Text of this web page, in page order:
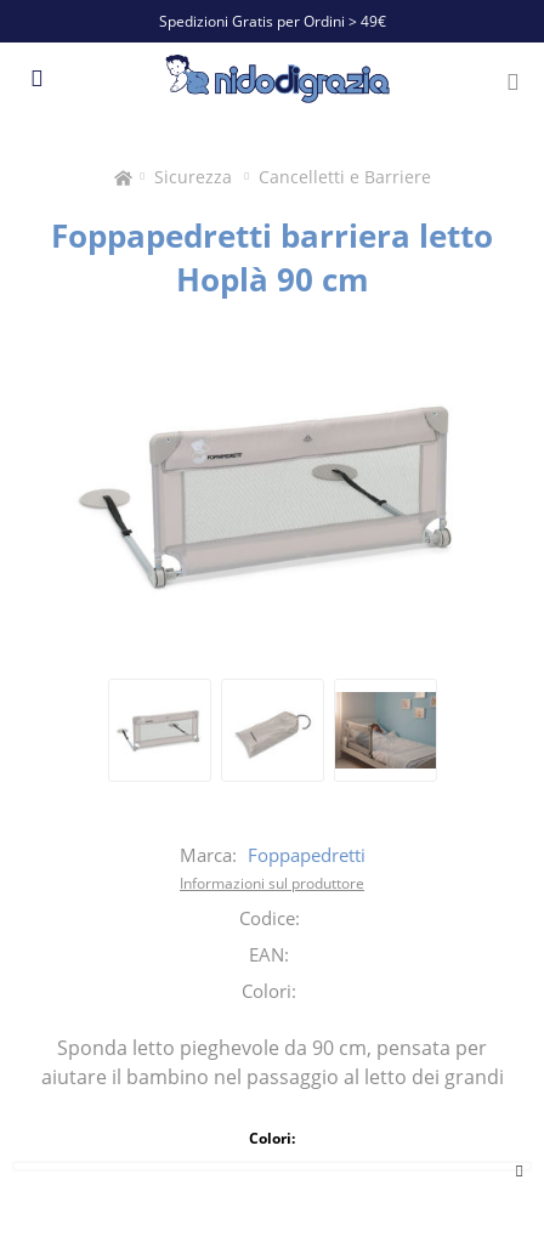
Spedizioni Gratis per Ordini > 49€
Sicurezza Cancelletti e Barriere
Foppapedretti barriera letto
Hoplà 90 cm
Marca: Foppapedretti
Informazioni sul produttore
Codice:
EAN:
Colori:
Sponda letto pieghevole da 90 cm, pensata per
aiutare il bambino nel passaggio al letto dei grandi
Colori: